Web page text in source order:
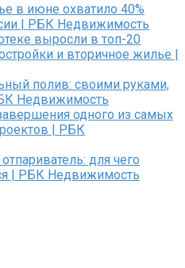
в июне охватило 40%
| РБК Недвижимость
выросли в топ-20
и вторичное жилье |
полив: своими руками,
Недвижимость
одного из самых
| РБК
для чего
| РБК Недвижимость